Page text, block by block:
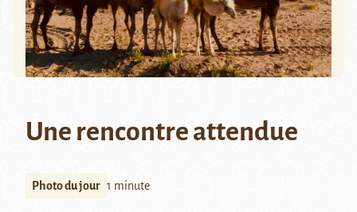
Une rencontre attendue
Photo du jour 1 minute